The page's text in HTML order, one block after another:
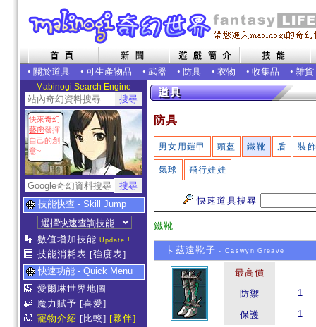
• 關於道具 • 可生產物品 • 武器 • 防具 • 衣物 • 收集品 • 雜貨
Mabinogi Search Engine
快來奇幻
藝廊發揮
自己的創
意~
技能快查 - Skill Jump
數值增加技能 Update !
技能消耗表 [強度表]
快速功能 - Quick Menu
愛爾琳世界地圖
魔力賦予 [喜愛]
寵物介紹 [比較] [夥伴]
防具
男女用鎧甲 頭盔 鐵靴 盾 裝
氣球 飛行娃娃
快速道具搜尋
鐵靴
卡茲遠靴子 - Caswyn Greave
最高價
防禦
1
保護 1